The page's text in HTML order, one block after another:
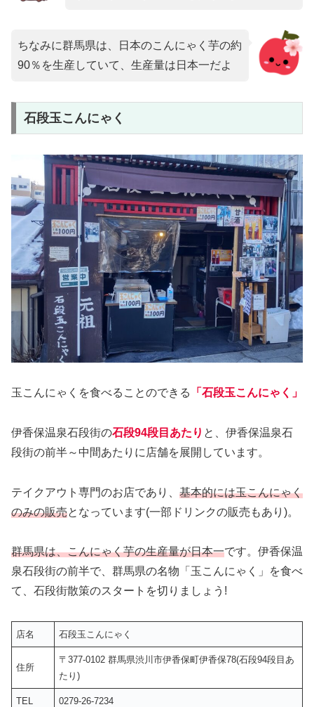
ちなみに群馬県は、日本のこんにゃく芋の約
90％を生産していて、生産量は日本一だよ
石段玉こんにゃく
玉こんにゃくを食べることのできる 「石段玉こんにゃく」
伊香保温泉石段街の石段94段目あたり と、伊香保温泉石
段街の前半～中間あたりに店舗を展開しています。
テイクアウト専門のお店であり、 基本的には玉こんにゃく
のみの販売となっています(一部ドリンクの販売もあり)。
群馬県は、こんにゃく芋の生産量が日本一です。伊香保温
泉石段街の前半で、群馬県の名物「玉こんにゃく」を食べ
て、石段街散策のスタートを切りましょう!
店名 石段玉こんにゃく
住所
〒377-0102 群馬県渋川市伊香保町伊香保78(石段94段目あ
たり)
TEL 0279-26-7234